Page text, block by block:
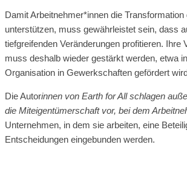
Damit Arbeitnehmer*innen die
unterstützen, muss gewährleistet sein, dass
tiefgreifenden Veränderungen profitieren. Ihre
muss deshalb wieder gestärkt werden, etwa
Organisation in Gewerkschaften gefördert
Die Autorinnen von Earth for All schlagen
die Miteigentümerschaft vor, bei dem
Unternehmen, in dem sie arbeiten, eine
Entscheidungen eingebunden werden.